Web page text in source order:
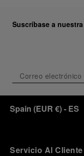
Suscríbase a
Spain (EUR €)- ES
Servicio Al Cliente